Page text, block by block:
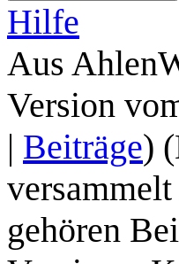
Hilfe
Aus
Version
| Beiträge)
gehören